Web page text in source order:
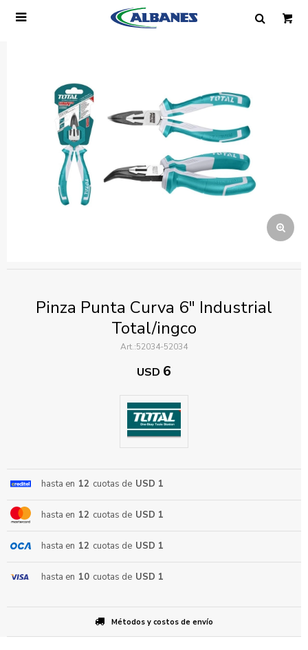

Pinza Punta Curva 6" Industrial
Total/ingco
52034-52034
USD 6
hasta en 12 cuotas de USD 1
hasta en 12 cuotas de USD 1
hasta en 12 cuotas de USD 1
hasta en 10 cuotas de USD 1
Métodos y costos de envío
Nombre
Correo electrónico